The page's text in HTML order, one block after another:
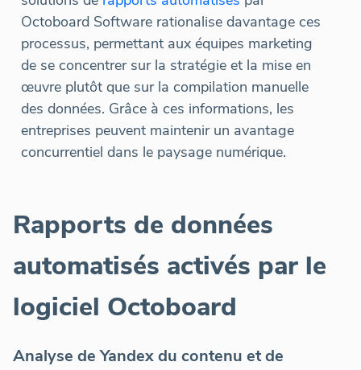
Octoboard Software rationalise davantage ces
processus, permettant aux équipes marketing
de se concentrer sur la stratégie et la mise en
œuvre plutôt que sur la compilation manuelle
des données. Grâce à ces informations, les
entreprises peuvent maintenir un avantage
concurrentiel dans le paysage numérique.
Rapports de données
automatisés activés par le
logiciel Octoboard
Analyse de Yandex du contenu et de